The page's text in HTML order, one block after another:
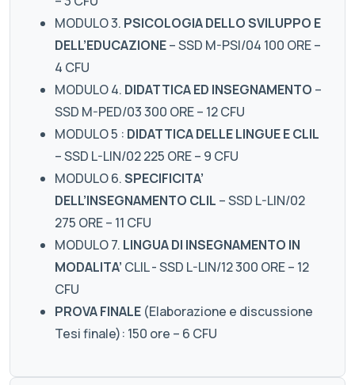
MODULO 3. PSICOLOGIA DELLO SVILUPPO E
DELL’EDUCAZIONE– SSD M-PSI/04 100 ORE –
4 CFU
MODULO 4. DIDATTICA ED INSEGNAMENTO –
SSD M-PED/03 300 ORE – 12 CFU
MODULO 5 : DIDATTICA DELLE LINGUE E CLIL
– SSD L-LIN/02 225 ORE – 9 CFU
MODULO 6.SPECIFICITA’
DELL’INSEGNAMENTO CLIL – SSD L-LIN/02
275 ORE – 11 CFU
MODULO 7. LINGUA DI INSEGNAMENTO IN
MODALITA’ CLIL - SSD L-LIN/12 300 ORE – 12
CFU
PROVA FINALE (Elaborazione e discussione
Tesi finale): 150 ore – 6 CFU